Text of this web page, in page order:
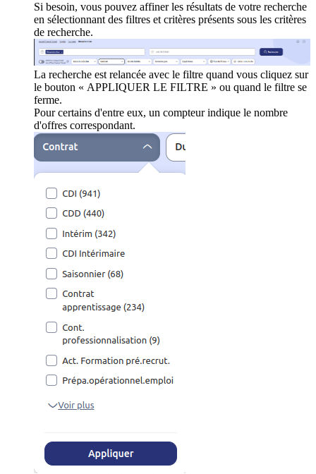
Si besoin, vous pouvez affiner les résultats de votre recherche
en sélectionnant des filtres et critères présents sous les critères
de recherche.
La recherche est relancée avec le filtre quand vous cliquez sur
le bouton « APPLIQUER LE FILTRE » ou quand le filtre se
ferme.
Pour certains d'entre eux, un compteur indique le nombre
d'offres correspondant.